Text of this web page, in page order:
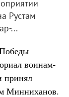
Рустам
...
воинам-
принял
Минниханов.